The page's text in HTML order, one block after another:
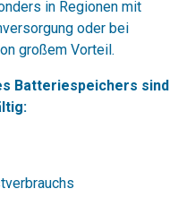
in Regionen mit
oder bei
großem Vorteil.
Batteriespeichers sind